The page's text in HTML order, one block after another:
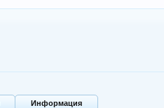
Информация